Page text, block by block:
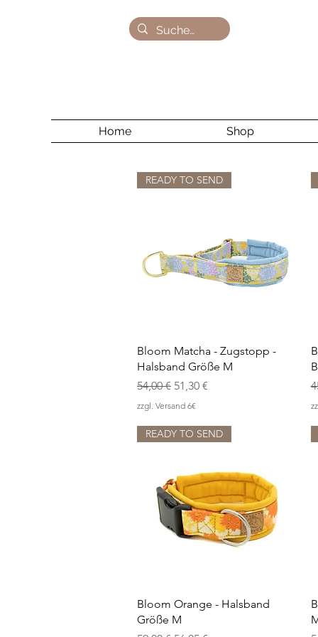
Home Shop
Schnellansicht
READY TO SEND
Bloom Matcha - Zugstopp -
Halsband Größe M
Standardpreis
54,00 € Sale-Preis
51,30 €
zzgl. Versand 6€
Schnellansicht
READY TO SEND
Bloom Orange - Halsband
Größe M